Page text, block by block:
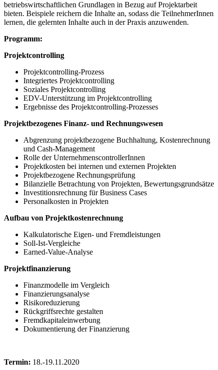
betriebswirtschaftlichen Grundlagen in Bezug auf Projektarbeit
bieten. Beispiele reichern die Inhalte an, sodass die TeilnehmerInnen
lernen, die gelernten Inhalte auch in der Praxis anzuwenden.
Programm:
Projektcontrolling
Projektcontrolling-Prozess
Integriertes Projektcontrolling
Soziales Projektcontrolling
EDV-Unterstützung im Projektcontrolling
Ergebnisse des Projektcontrolling-Prozesses
Projektbezogenes Finanz- und Rechnungswesen
Abgrenzung projektbezogene Buchhaltung, Kostenrechnung
und Cash-Management
Rolle der UnternehmenscontrollerInnen
Projektkosten bei internen und externen Projekten
Projektbezogene Rechnungsprüfung
Bilanzielle Betrachtung von Projekten, Bewertungsgrundsätze
Investitionsrechnung für Business Cases
Personalkosten in Projekten
Aufbau von Projektkostenrechnung
Kalkulatorische Eigen- und Fremdleistungen
Soll-Ist-Vergleiche
Earned-Value-Analyse
Projektfinanzierung
Finanzmodelle im Vergleich
Finanzierungsanalyse
Risikoreduzierung
Rückgriffsrechte gestalten
Fremdkapitaleinwerbung
Dokumentierung der Finanzierung
Termin: 18.-19.11.2020